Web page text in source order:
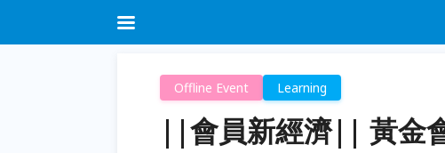
Offline Event Learning
||會員新經濟|| 黃金